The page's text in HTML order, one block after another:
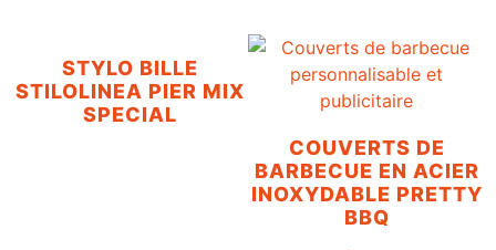
STYLO BILLE
STILOLINEA PIER MIX
SPECIAL
COUVERTS DE
BARBECUE EN ACIER
INOXYDABLE PRETTY
BBQ